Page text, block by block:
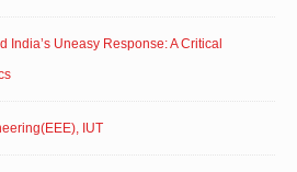
India’s Uneasy Response: A Critical
IUT